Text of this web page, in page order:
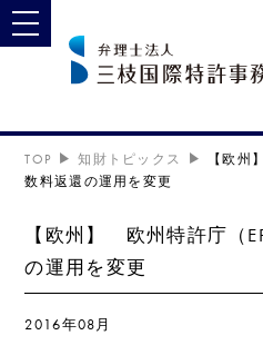
toggle navigation
TOP 知財トピックス
【欧州
数料返還の運用を変更
【欧州】 欧州特許庁（
の運用を変更
2016年08月